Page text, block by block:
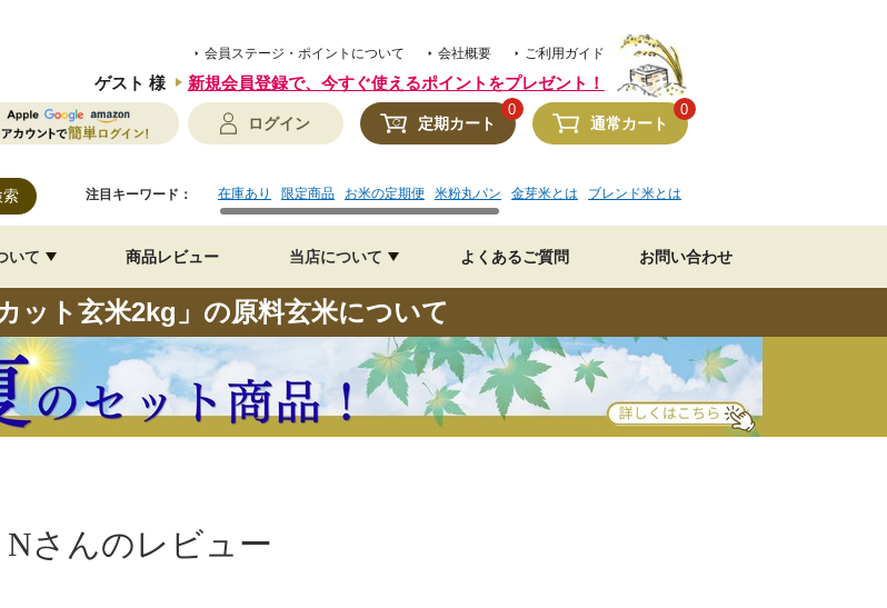
会員ステージ・ポイントについて 会社概要 ご利用ガイド
ゲスト 様 新規会員登録で、 今すぐ使えるポイントをプレゼント！
ログイン 定期カート
0
通常カート
0
注目キーワード： 在庫あり 限定商品 お米の定期便 米粉丸パン 金芽米とは ブレンド米とは
いて 商品レビュー 当店について よくあるご質問 お問い合わせ
ット玄米2kg」の原料玄米について
Nさんのレビュー